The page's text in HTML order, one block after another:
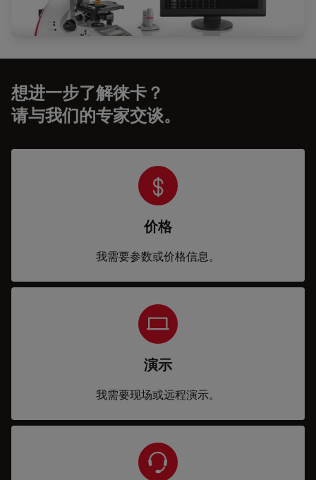
想进一步了解徕卡？
请与我们的专家交谈。
价格
我需要参数或价格信息。
演示
我需要现场或远程演示。